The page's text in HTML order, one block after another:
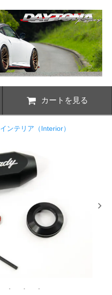
カートを見る
インテリア（Interior）